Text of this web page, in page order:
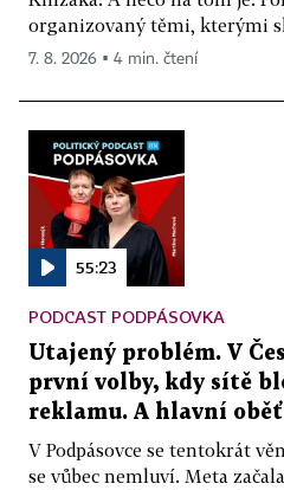
organizovaný těmi, kterými
7. 8. 2026 ▪ 4 min. čtení
55:23
PODCAST PODPÁSOVKA
Utajený problém. V
první volby, kdy sítě
reklamu. A hlavní
V Podpásovce se tentokrát
se vůbec nemluví. Meta